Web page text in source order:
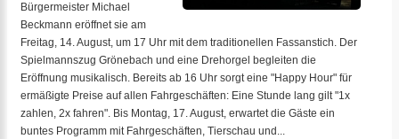
Bürgermeister Michael
Beckmann eröffnet sie am
Freitag, 14. August, um 17 Uhr mit dem traditionellen Fassanstich. Der
Spielmannszug Grönebach und eine Drehorgel begleiten die
Eröffnung musikalisch. Bereits ab 16 Uhr sorgt eine "Happy Hour" für
ermäßigte Preise auf allen Fahrgeschäften: Eine Stunde lang gilt "1x
zahlen, 2x fahren". Bis Montag, 17. August, erwartet die Gäste ein
buntes Programm mit Fahrgeschäften, Tierschau und...